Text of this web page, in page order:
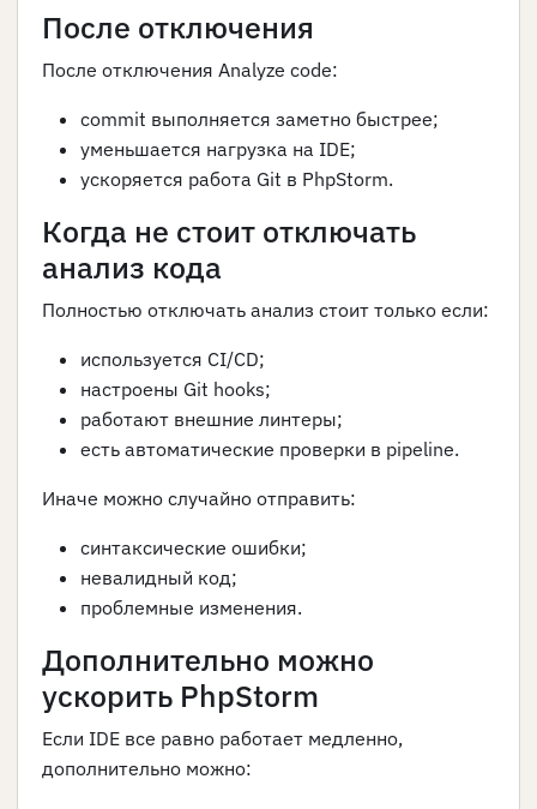
После отключения
После отключения Analyze code:
commit выполняется заметно быстрее;
уменьшается нагрузка на IDE;
ускоряется работа Git в PhpStorm.
Когда не стоит отключать
анализ кода
Полностью отключать анализ стоит только если:
используется CI/CD;
настроены Git hooks;
работают внешние линтеры;
есть автоматические проверки в pipeline.
Иначе можно случайно отправить:
синтаксические ошибки;
невалидный код;
проблемные изменения.
Дополнительно можно
ускорить PhpStorm
Если IDE все равно работает медленно,
дополнительно можно: